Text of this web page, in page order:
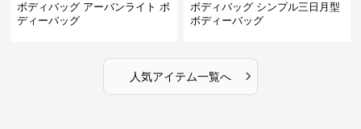
ボディバッグ アーバンライト ボ
ディーバッグ
ボディバッグ シンプル三日月型
ボディーバッグ
人気アイテム一覧へ ›